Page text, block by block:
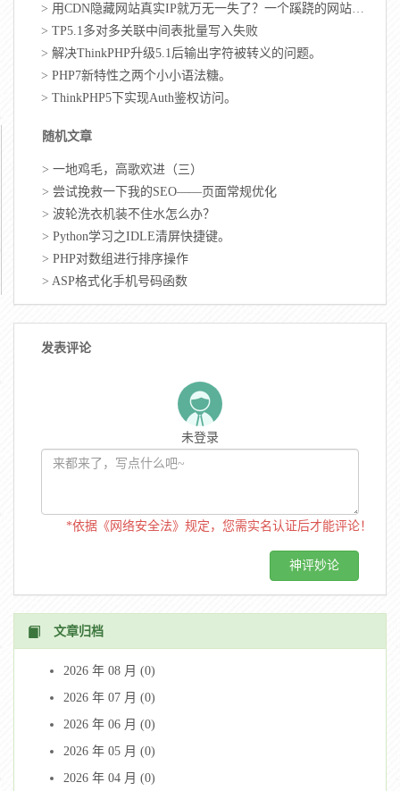
> 用CDN隐藏网站真实IP就万无一失了？一个蹊跷的网站正泄露你的站点IP
> TP5.1多对多关联中间表批量写入失败
> 解决ThinkPHP升级5.1后输出字符被转义的问题。
> PHP7新特性之两个小小语法糖。
> ThinkPHP5下实现Auth鉴权访问。
随机文章
> 一地鸡毛，高歌欢进（三）
> 尝试挽救一下我的SEO——页面常规优化
> 波轮洗衣机装不住水怎么办？
> Python学习之IDLE清屏快捷键。
> PHP对数组进行排序操作
> ASP格式化手机号码函数
发表评论
未登录
*依据《网络安全法》规定，您需实名认证后才能评论！
文章归档
2026 年 08 月 (0)
2026 年 07 月 (0)
2026 年 06 月 (0)
2026 年 05 月 (0)
2026 年 04 月 (0)